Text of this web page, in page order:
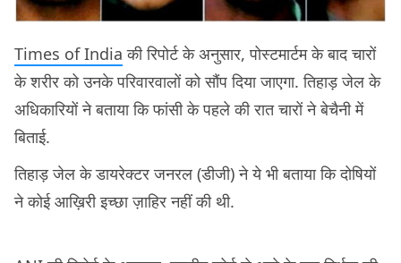
Times of India की रिपोर्ट के अनुसार, पोस्टमार्टम के बाद चारों
के शरीर को उनके परिवारवालों को सौंप दिया जाएगा. तिहाड़ जेल के
अधिकारियों ने बताया कि फांसी के पहले की रात चारों ने बेचैनी में
बिताई.
तिहाड़ जेल के डायरेक्टर जनरल (डीजी) ने ये भी बताया कि दोषियों
ने कोई आख़िरी इच्छा ज़ाहिर नहीं की थी.